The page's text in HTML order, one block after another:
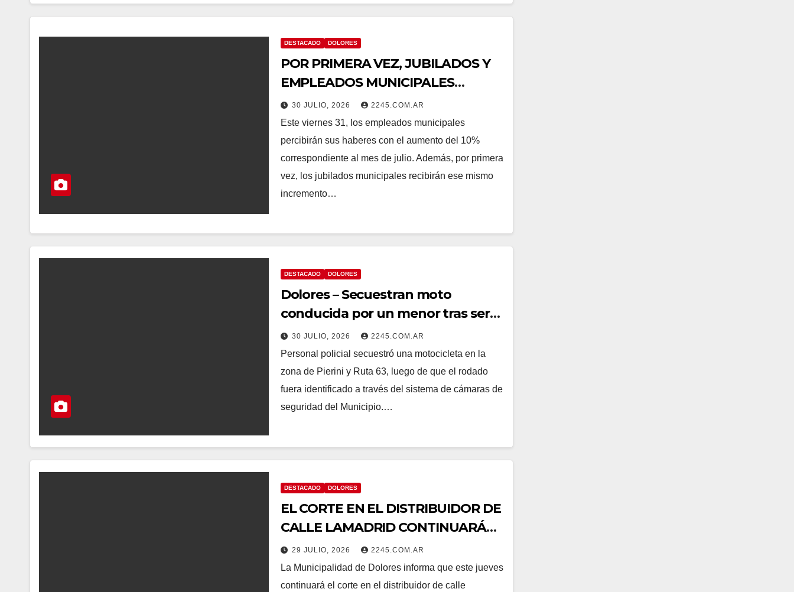
DESTACADO DOLORES
POR PRIMERA VEZ, JUBILADOS Y
EMPLEADOS MUNICIPALES
COBRARÁN EL AUMENTO AL
MISMO TIEMPO
30 JULIO, 2026 2245.COM.AR
Este viernes 31, los empleados municipales
percibirán sus haberes con el aumento del 10%
correspondiente al mes de julio. Además, por primera
vez, los jubilados municipales recibirán ese mismo
incremento…
DESTACADO DOLORES
Dolores – Secuestran moto
conducida por un menor tras ser
detectada por las cámaras
municipales
30 JULIO, 2026 2245.COM.AR
Personal policial secuestró una motocicleta en la
zona de Pierini y Ruta 63, luego de que el rodado
fuera identificado a través del sistema de cámaras de
seguridad del Municipio.…
DESTACADO DOLORES
EL CORTE EN EL DISTRIBUIDOR DE
CALLE LAMADRID CONTINUARÁ
ESTE JUEVES POR OBRAS DE
ASFALTADO
29 JULIO, 2026 2245.COM.AR
La Municipalidad de Dolores informa que este jueves
continuará el corte en el distribuidor de calle